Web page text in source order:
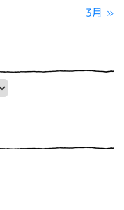
3月 »